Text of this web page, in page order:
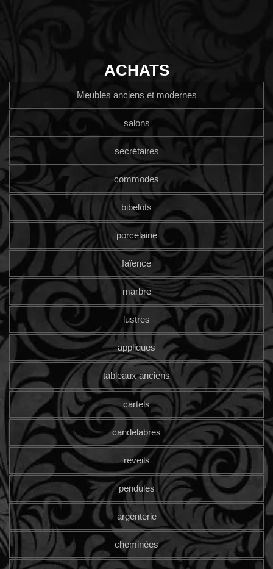
ACHATS
Meubles anciens et modernes
salons
secrétaires
commodes
bibelots
porcelaine
faïence
marbre
lustres
appliques
tableaux anciens
cartels
candelabres
reveils
pendules
argenterie
cheminées